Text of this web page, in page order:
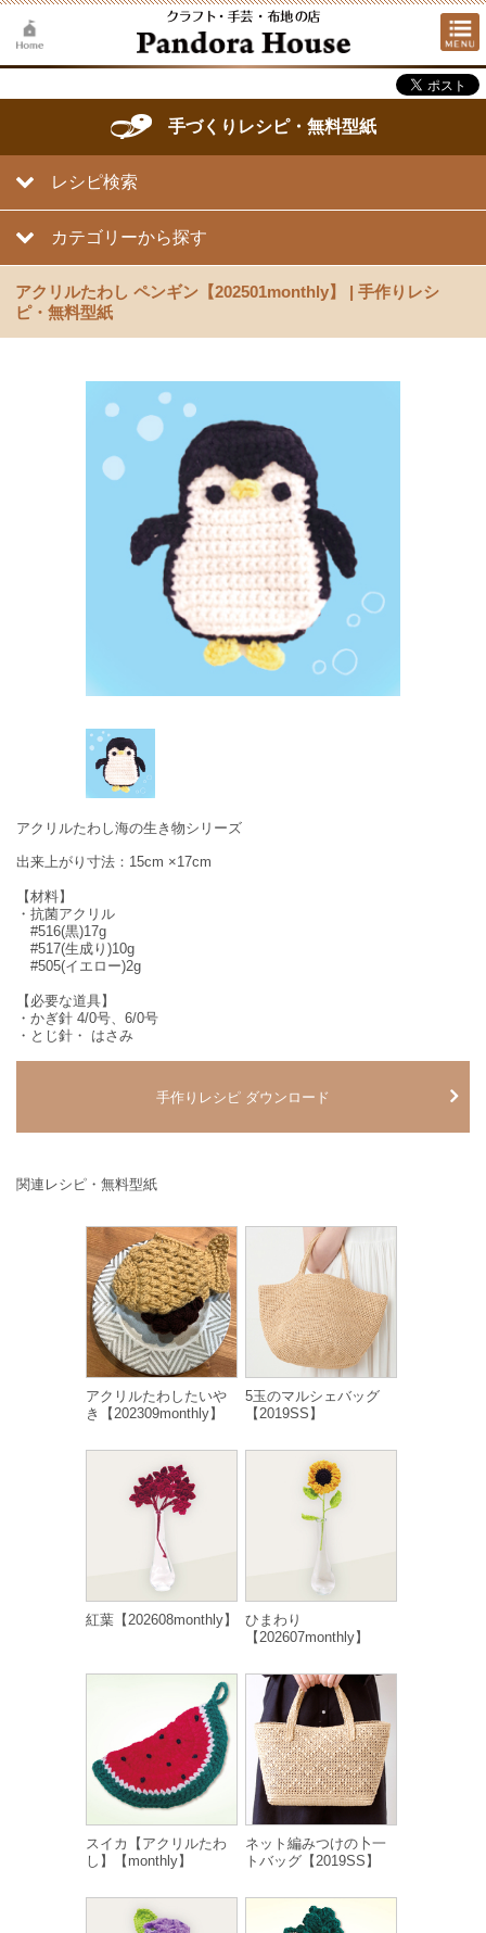
手づくりレシピ・無料型紙
レシピ検索
カテゴリーから探す
アクリルたわし ペンギン【202501monthly】 | 手作りレシ
ピ・無料型紙
アクリルたわし海の生き物シリーズ
出来上がり寸法：15cm ×17cm
【材料】
・抗菌アクリル
#516(黒)17g
#517(生成り)10g
#505(イエロー)2g
【必要な道具】
・かぎ針 4/0号、6/0号
・とじ針・ はさみ
手作りレシピ ダウンロード
関連レシピ・無料型紙
アクリルたわしたいや
き【202309monthly】
5玉のマルシェバッグ
【2019SS】
紅葉【202608monthly】
ひまわり
【202607monthly】
スイカ【アクリルたわ
し】【monthly】
ネット編みつけの卜一
トバッグ【2019SS】